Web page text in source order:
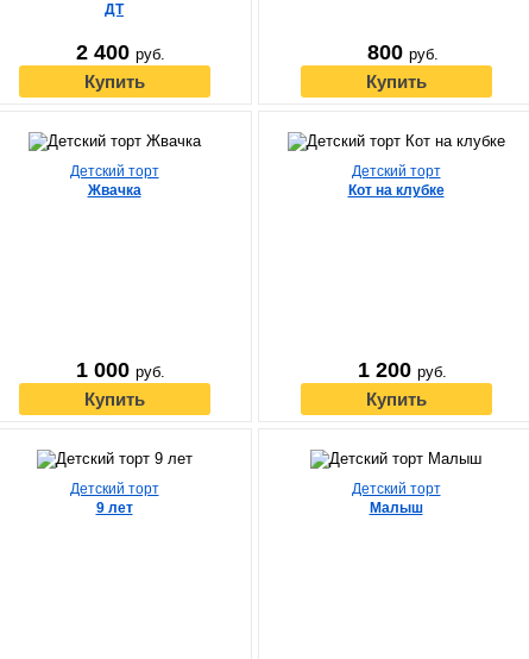
2 400 руб.
Купить
ДТ
800 руб.
Купить
1 000 руб.
Купить
Детский торт
Жвачка
1 200 руб.
Купить
Детский торт
Кот на клубке
Детский торт
9 лет
Детский торт
Малыш